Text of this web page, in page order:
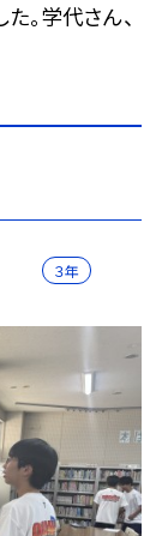
。学代さん、
３年